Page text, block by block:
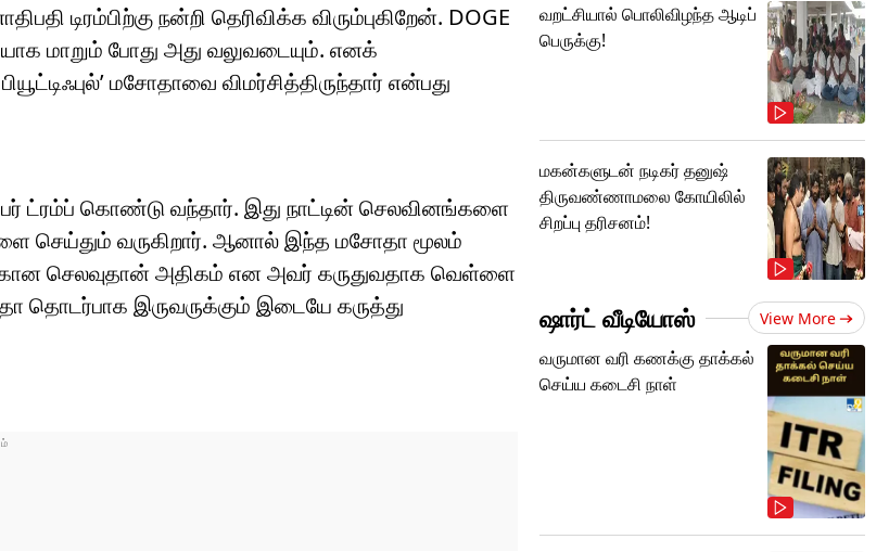
நன்றி தெரிவிக்க விரும்புகிறேன். DOGE
மாறும் போது அது வலுவடையும். எனக்
மசோதாவை விமர்சித்திருந்தார் என்பது
ட்ரம்ப் கொண்டு வந்தார். இது நாட்டின் செலவினங்களை
செய்தும் வருகிறார். ஆனால் இந்த மசோதா மூலம்
செலவுதான் அதிகம் என அவர் கருதுவதாக வெள்ளை
இருவருக்கும் இடையே கருத்து
வறட்சியால் பொலிவிழந்த ஆடிப்
பெருக்கு!
மகன்களுடன் நடிகர் தனுஷ்
திருவண்ணாமலை கோயிலில்
சிறப்பு தரிசனம்!
ஷார்ட் வீடியோஸ் View More
வருமான வரி கணக்கு தாக்கல்
செய்ய கடைசி நாள்